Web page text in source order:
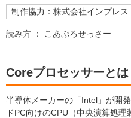
制作協力：株式会社インプレス
読み方 ： こあぷろせっさー
Coreプロセッサーとは
半導体メーカーの「Intel」が開
ドPC向けのCPU（中央演算処理